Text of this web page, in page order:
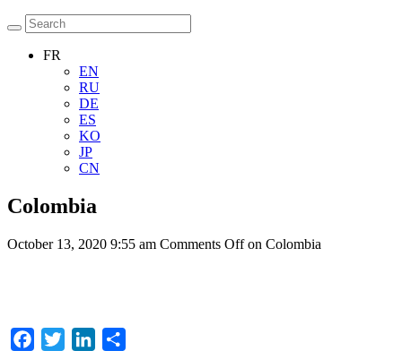
FR
EN
RU
DE
ES
KO
JP
CN
Colombia
October 13, 2020 9:55 am Comments Offon Colombia
Facebook
Twitter LinkedIn